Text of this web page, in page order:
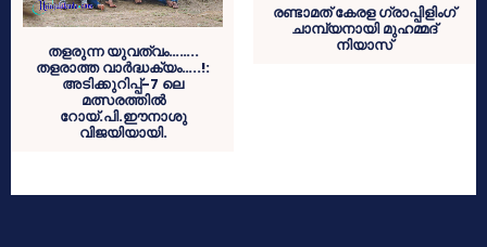
തളരുന്ന യുവത്വം……..
തളരാത്ത വാര്‍ദ്ധക്യം…..!:
അടിക്കുറിപ്പ്-7 ലെ
മത്സരത്തില്‍
റോയ്.പി.ഈനാശു
വിജയിയായി.
രണ്ടാമത് കേരള ഗ്രാപ്പിളിംഗ്
ചാമ്പ്യനായി മുഹമ്മദ്
നിയാസ്